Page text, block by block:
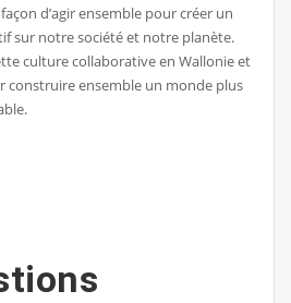
d’agir ensemble pour créer un
sur notre société et notre planète.
culture collaborative en Wallonie et
construire ensemble un monde plus